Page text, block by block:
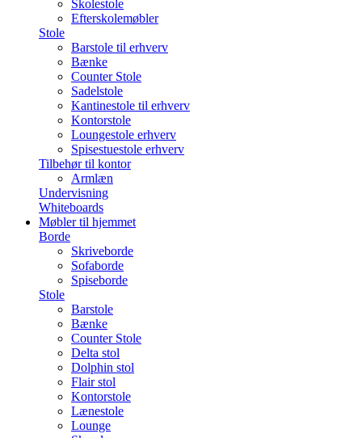
Skolestole
Efterskolemøbler
Stole
Barstole til erhverv
Bænke
Counter Stole
Sadelstole
Kantinestole til erhverv
Kontorstole
Loungestole erhverv
Spisestuestole erhverv
Tilbehør til kontor
Armlæn
Undervisning
Whiteboards
Møbler til hjemmet
Borde
Skriveborde
Sofaborde
Spiseborde
Stole
Barstole
Bænke
Counter Stole
Delta stol
Dolphin stol
Flair stol
Kontorstole
Lænestole
Lounge